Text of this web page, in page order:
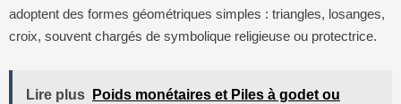
adoptent des formes géométriques simples : triangles, losanges,
croix, souvent chargés de symbolique religieuse ou protectrice.
Lire plus
Poids monétaires et Piles à godet ou